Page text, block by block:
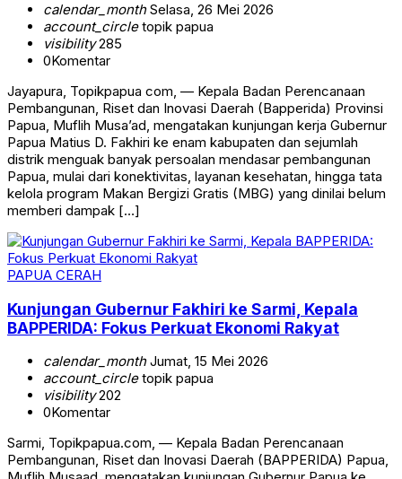
calendar_monthSelasa, 26 Mei 2026
account_circletopik papua
visibility285
0Komentar
Jayapura, Topikpapua com, — Kepala Badan Perencanaan
Pembangunan, Riset dan Inovasi Daerah (Bapperida) Provinsi
Papua, Muflih Musa’ad, mengatakan kunjungan kerja Gubernur
Papua Matius D. Fakhiri ke enam kabupaten dan sejumlah
distrik menguak banyak persoalan mendasar pembangunan
Papua, mulai dari konektivitas, layanan kesehatan, hingga tata
kelola program Makan Bergizi Gratis (MBG) yang dinilai belum
memberi dampak […]
PAPUA CERAH
Kunjungan Gubernur Fakhiri ke Sarmi, Kepala
BAPPERIDA: Fokus Perkuat Ekonomi Rakyat
calendar_monthJumat, 15 Mei 2026
account_circletopik papua
visibility202
0Komentar
Sarmi, Topikpapua.com, — Kepala Badan Perencanaan
Pembangunan, Riset dan Inovasi Daerah (BAPPERIDA) Papua,